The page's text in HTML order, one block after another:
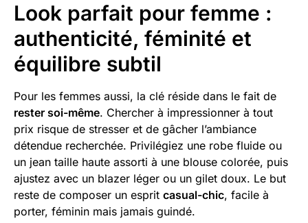
Look parfait pour femme :
authenticité, féminité et
équilibre subtil
Pour les femmes aussi, la clé réside dans le fait de
rester soi-même. Chercher à impressionner à tout
prix risque de stresser et de gâcher l’ambiance
détendue recherchée. Privilégiez une robe fluide ou
un jean taille haute assorti à une blouse colorée, puis
ajustez avec un blazer léger ou un gilet doux. Le but
reste de composer un esprit casual-chic, facile à
porter, féminin mais jamais guindé.